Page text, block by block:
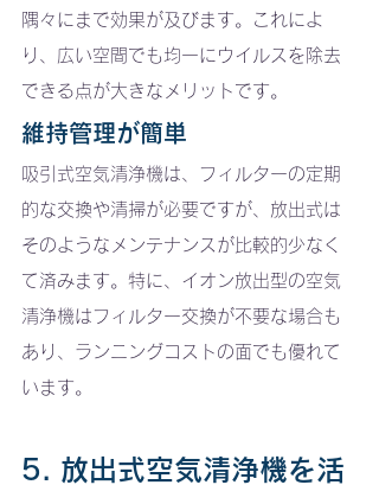
隅々にまで効果が及びます。これによ
り、広い空間でも均一にウイルスを除去
できる点が大きなメリットです。
維持管理が簡単
吸引式空気清浄機は、フィルターの定期
的な交換や清掃が必要ですが、放出式は
そのようなメンテナンスが比較的少なく
て済みます。特に、イオン放出型の空気
清浄機はフィルター交換が不要な場合も
あり、ランニングコストの面でも優れて
います。
5. 放出式空気清浄機を活